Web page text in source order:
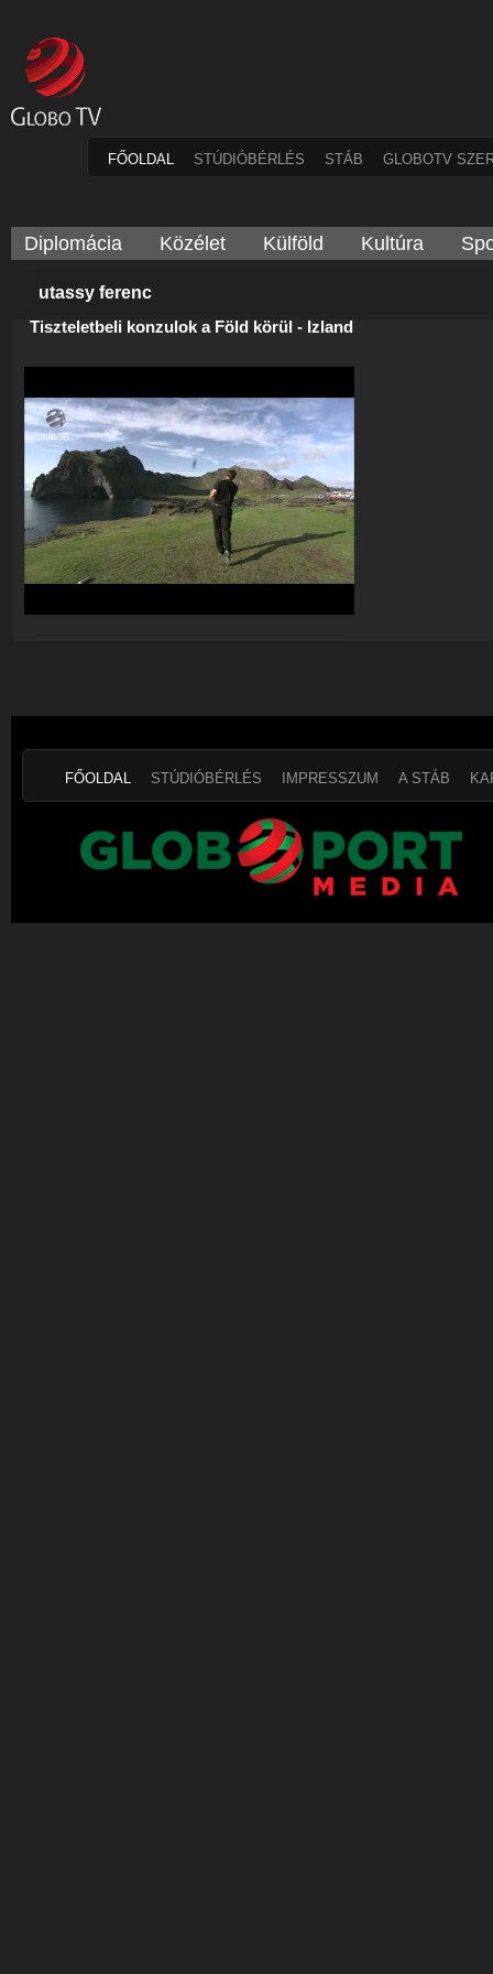
FŐOLDAL STÚDIÓBÉRLÉS STÁB GLOBOTV
Diplomácia Közélet Külföld Kultúra
utassy ferenc
Tiszteletbeli konzulok a Föld körül - Izland
FŐOLDAL STÚDIÓBÉRLÉS IMPRESSZUM A STÁB